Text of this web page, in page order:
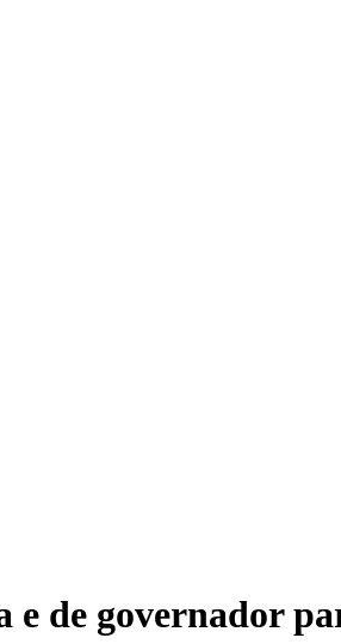
de governador